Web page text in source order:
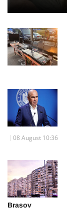
08 August 10:36
Brașov